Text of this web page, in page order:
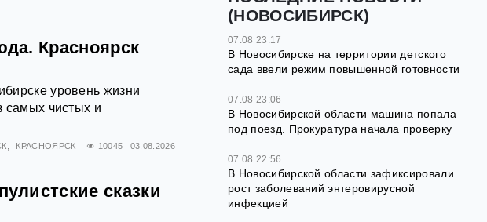
Красноярск
уровень жизни
самых чистых и
КРАСНОЯРСК 10045 03.08.2026
сказки
(НОВОСИБИРСК)
07.08 23:17
В Новосибирске на территории детского
сада ввели режим повышенной готовности
07.08 23:06
В Новосибирской области машина попала
под поезд. Прокуратура начала проверку
07.08 22:56
В Новосибирской области зафиксировали
рост заболеваний энтеровирусной
инфекцией